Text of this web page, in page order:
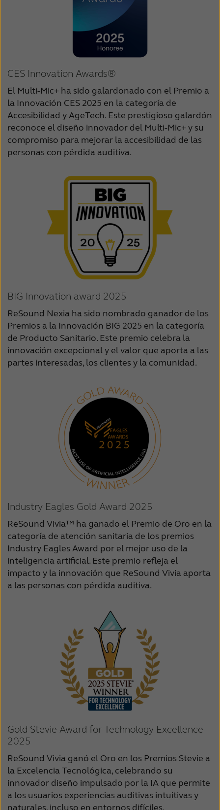
CES Innovation Awards®
El Multi-Mic+ ha sido galardonado con el Premio a
la Innovación CES 2025 en la categoría de
Accesibilidad y AgeTech. Este prestigioso galardón
reconoce el diseño innovador del Multi-Mic+ y su
compromiso para mejorar la accesibilidad de las
personas con pérdida auditiva.
BIG Innovation award 2025
ReSound Nexia ha sido nombrado ganador de los
Premios a la Innovación BIG 2025 en la categoría
de Producto Sanitario. Este premio celebra la
innovación excepcional y el valor que aporta a las
partes interesadas, los clientes y la comunidad.
Industry Eagles Gold Award 2025
ReSound Vivia™ ha ganado el Premio de Oro en la
categoría de atención sanitaria de los premios
Industry Eagles Award por el mejor uso de la
inteligencia artificial. Este premio refleja el
impacto y la innovación que ReSound Vivia aporta
a las personas con pérdida auditiva.
Gold Stevie Award for Technology Excellence
2025
ReSound Vivia ganó el Oro en los Premios Stevie a
la Excelencia Tecnológica, celebrando su
innovador diseño impulsado por la IA que permite
a los usuarios experiencias auditivas intuitivas y
naturales, incluso en entornos difíciles.